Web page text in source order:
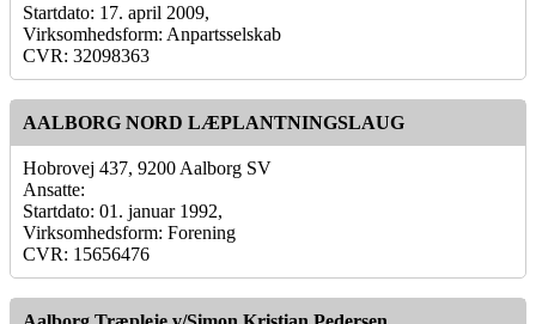
Startdato: 17. april 2009,
Virksomhedsform: Anpartsselskab
CVR: 32098363
AALBORG NORD LÆPLANTNINGSLAUG
Hobrovej 437, 9200 Aalborg SV
Ansatte:
Startdato: 01. januar 1992,
Virksomhedsform: Forening
CVR: 15656476